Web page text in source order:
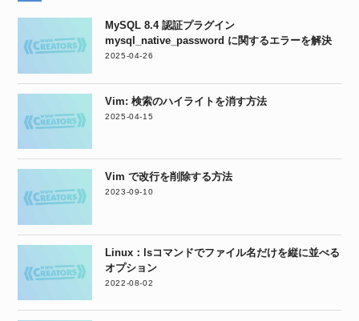
MySQL 8.4 認証プラグイン
mysql_native_password に関するエラーを解決
2025-04-26
Vim: 検索のハイライトを消す方法
2025-04-15
Vim で改行を削除する方法
2023-09-10
Linux：lsコマンドでファイル名だけを縦に並べる
オプション
2022-08-02